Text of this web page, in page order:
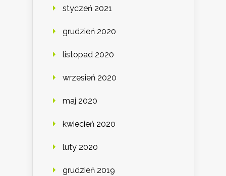
styczeń 2021
grudzień 2020
listopad 2020
wrzesień 2020
maj 2020
kwiecień 2020
luty 2020
grudzień 2019